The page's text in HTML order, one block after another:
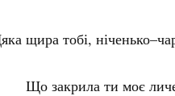
щира тобі,
Що закрила ти моє